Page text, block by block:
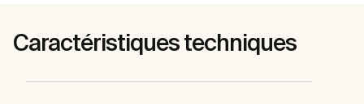
Caractéristiques techniques